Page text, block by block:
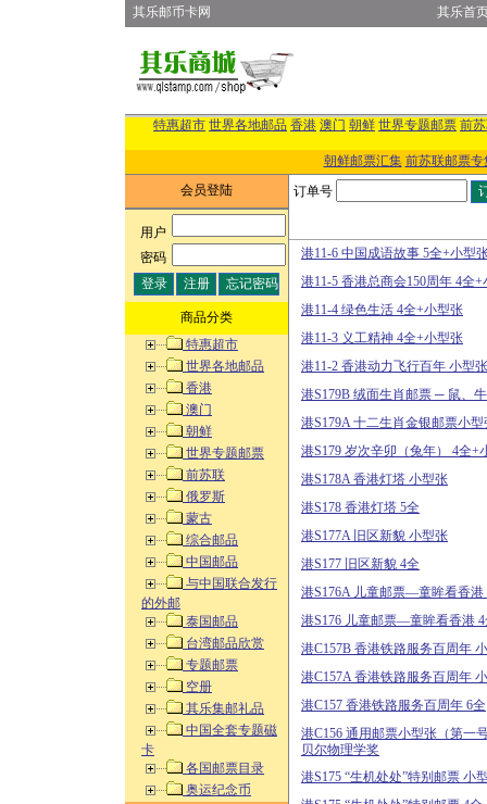
其乐邮币卡网 其乐首
特惠超市 世界各地邮品 香港 澳门 朝鲜 世界专题邮票 前
朝鲜邮票汇集 前苏联邮票专
会员登陆
用户:
密码:
商品分类
特惠超市
世界各地邮品
香港
澳门
朝鲜
世界专题邮票
前苏联
俄罗斯
蒙古
综合邮品
中国邮品
与中国联合发行
的外邮
泰国邮品
台湾邮品欣赏
专题邮票
空册
其乐集邮礼品
中国全套专题磁
卡
各国邮票目录
奥运纪念币
订单号
港11-6 中国成语故事 5全+小型
港11-5 香港总商会150周年 4全+
港11-4 绿色生活 4全+小型张
港11-3 义工精神 4全+小型张
港11-2 香港动力飞行百年 小型张
港S179B 绒面生肖邮票 ─ 鼠、
港S179A 十二生肖金银邮票小
港S179 岁次辛卯（兔年） 4全+
港S178A 香港灯塔 小型张
港S178 香港灯塔 5全
港S177A 旧区新貌 小型张
港S177 旧区新貌 4全
港S176A 儿童邮票—童眸看香港
港S176 儿童邮票—童眸看香港
港C157B 香港铁路服务百周年
港C157A 香港铁路服务百周年
港C157 香港铁路服务百周年 6全
港C156 通用邮票小型张（第一
贝尔物理学奖
港S175 “生机处处”特别邮票 小